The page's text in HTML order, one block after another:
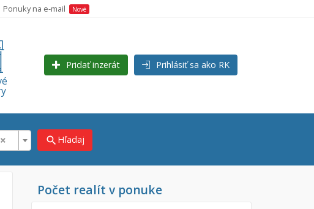
Ponuky na e-mail Nové
Pridať inzerát Prihlásiť sa ako RK
× search Hľadaj
Počet realít v ponuke